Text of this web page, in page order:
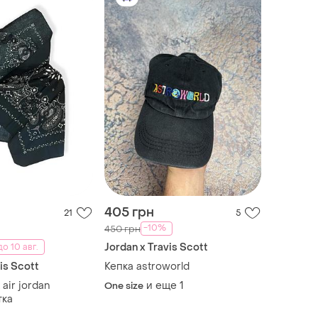
21
10 авг.
Scott
air jordan
405 грн 5
450 грн -10%
Jordan x Travis Scott
Кепка astroworld
One size и еще 1